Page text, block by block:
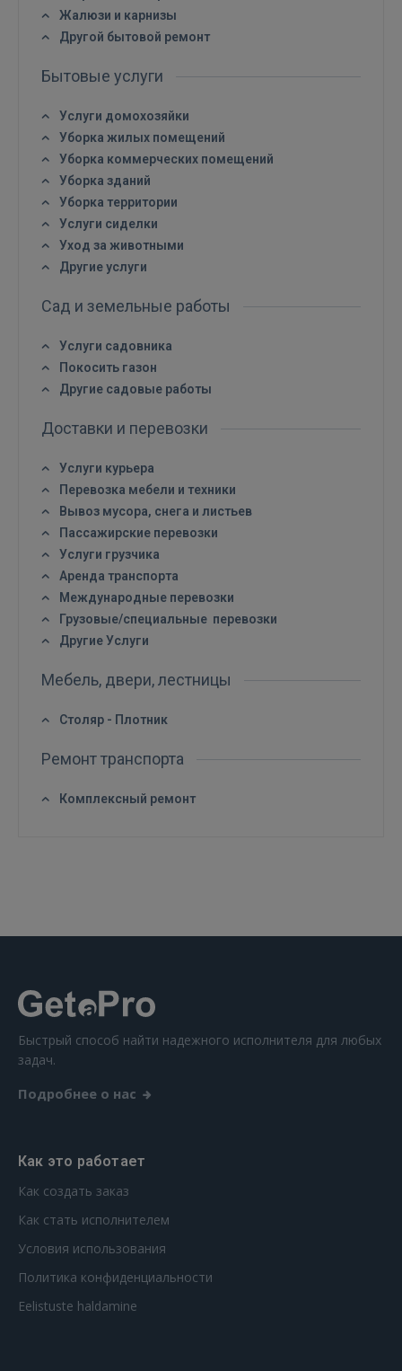
ВОЙТИ
GOOGLE
Ещё не зарегистрированы?
Жалюзи и карнизы
Другой бытовой ремонт
Бытовые услуги
Услуги домохозяйки
Уборка жилых помещений
Уборка коммерческих помещений
Уборка зданий
Уборка территории
Услуги сиделки
Уход за животными
Другие услуги
Сад и земельные работы
Услуги садовника
Покосить газон
Другие садовые работы
Доставки и перевозки
Услуги курьера
Перевозка мебели и техники
Вывоз мусора, снега и листьев
Пассажирские перевозки
Услуги грузчика
Аренда транспорта
Международные перевозки
Грузовые/специальные перевозки
Другие Услуги
Мебель, двери, лестницы
Столяр - Плотник
Ремонт транспорта
Комплексный ремонт
Быстрый способ найти надежного исполнителя для любых
задач.
Подробнее о нас
Как это работает
Как создать заказ
Как стать исполнителем
Условия использования
Политика конфиденциальности
Eelistuste haldamine